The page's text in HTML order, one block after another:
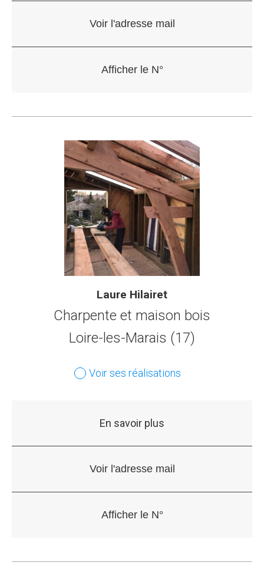
Laure Hilairet
Charpente et maison bois
Loire-les-Marais (17)
Voir ses réalisations
En savoir plus